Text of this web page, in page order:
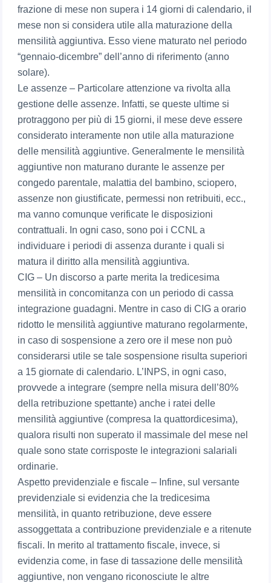
frazione di mese non supera i 14 giorni di calendario, il
mese non si considera utile alla maturazione della
mensilità aggiuntiva. Esso viene maturato nel periodo
“gennaio-dicembre” dell’anno di riferimento (anno
solare).
Le assenze – Particolare attenzione va rivolta alla
gestione delle assenze. Infatti, se queste ultime si
protraggono per più di 15 giorni, il mese deve essere
considerato interamente non utile alla maturazione
delle mensilità aggiuntive. Generalmente le mensilità
aggiuntive non maturano durante le assenze per
congedo parentale, malattia del bambino, sciopero,
assenze non giustificate, permessi non retribuiti, ecc.,
ma vanno comunque verificate le disposizioni
contrattuali. In ogni caso, sono poi i CCNL a
individuare i periodi di assenza durante i quali si
matura il diritto alla mensilità aggiuntiva.
CIG – Un discorso a parte merita la tredicesima
mensilità in concomitanza con un periodo di cassa
integrazione guadagni. Mentre in caso di CIG a orario
ridotto le mensilità aggiuntive maturano regolarmente,
in caso di sospensione a zero ore il mese non può
considerarsi utile se tale sospensione risulta superiori
a 15 giornate di calendario. L’INPS, in ogni caso,
provvede a integrare (sempre nella misura dell’80%
della retribuzione spettante) anche i ratei delle
mensilità aggiuntive (compresa la quattordicesima),
qualora risulti non superato il massimale del mese nel
quale sono state corrisposte le integrazioni salariali
ordinarie.
Aspetto previdenziale e fiscale – Infine, sul versante
previdenziale si evidenzia che la tredicesima
mensilità, in quanto retribuzione, deve essere
assoggettata a contribuzione previdenziale e a ritenute
fiscali. In merito al trattamento fiscale, invece, si
evidenzia come, in fase di tassazione delle mensilità
aggiuntive, non vengano riconosciute le altre